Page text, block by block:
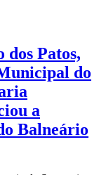
dos Patos,
do
a
Balneário